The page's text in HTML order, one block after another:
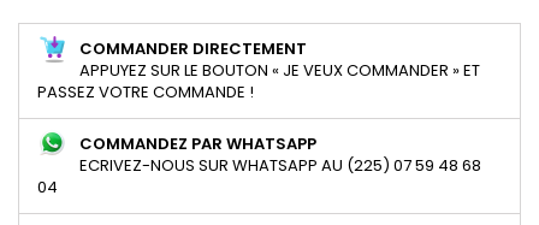
COMMANDER DIRECTEMENT
APPUYEZ SUR LE BOUTON « JE VEUX COMMANDER » ET
PASSEZ VOTRE COMMANDE !
COMMANDEZ PAR WHATSAPP
ECRIVEZ-NOUS SUR WHATSAPP AU (225) 07 59 48 68
04